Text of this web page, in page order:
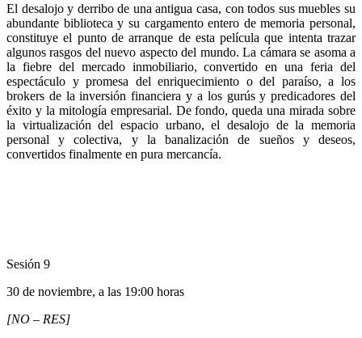
El desalojo y derribo de una antigua casa, con todos sus muebles su
abundante biblioteca y su cargamento entero de memoria personal,
constituye el punto de arranque de esta película que intenta trazar
algunos rasgos del nuevo aspecto del mundo. La cámara se asoma a
la fiebre del mercado inmobiliario, convertido en una feria del
espectáculo y promesa del enriquecimiento o del paraíso, a los
brokers de la inversión financiera y a los gurús y predicadores del
éxito y la mitología empresarial. De fondo, queda una mirada sobre
la virtualización del espacio urbano, el desalojo de la memoria
personal y colectiva, y la banalización de sueños y deseos,
convertidos finalmente en pura mercancía.
Sesión 9
30 de noviembre, a las 19:00 horas
[NO – RES]